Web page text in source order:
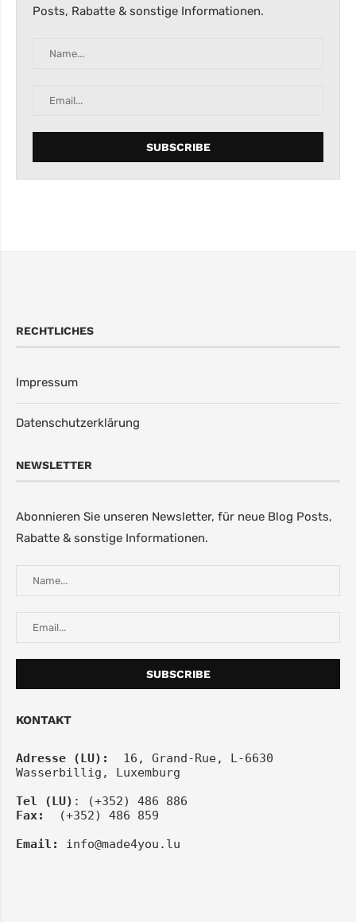
Posts, Rabatte & sonstige Informationen.
RECHTLICHES
Impressum
Datenschutzerklärung
NEWSLETTER
Abonnieren Sie unseren Newsletter, für neue Blog Posts,
Rabatte & sonstige Informationen.
KONTAKT
Adresse (LU):
16, Grand-Rue, L-6630
Wasserbillig, Luxemburg
Tel
(LU) : (+352) 486 886
Fax:
(+352) 486 859
Email:
info@made4you.lu